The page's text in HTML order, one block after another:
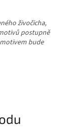
živočicha,
postupně
bude